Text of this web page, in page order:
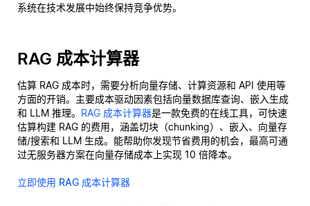
系统在技术发展中始终保持竞争优势。
RAG 成本计算器
估算 RAG 成本时，需要分析向量存储、计算资源和 API 使用等
方面的开销。主要成本驱动因素包括向量数据库查询、嵌入生成
和 LLM 推理。 RAG 成本计算器是一款免费的在线工具，可快速
估算构建 RAG 的费用，涵盖切块（chunking）、嵌入、向量存
储/搜索和 LLM 生成。能帮助你发现节省费用的机会，最高可通
过无服务器方案在向量存储成本上实现 10 倍降本。
立即使用 RAG 成本计算器